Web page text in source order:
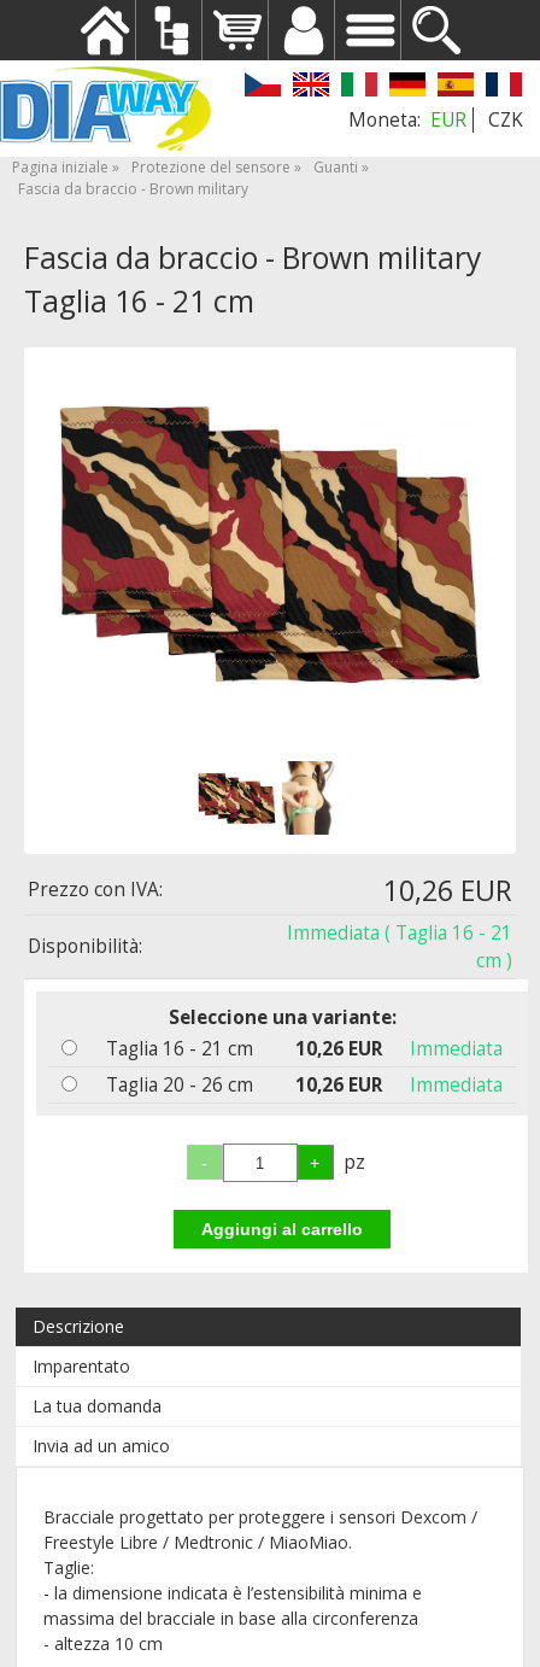
EUR CZK
Pagina iniziale Protezione del sensore
Guanti
Fascia da braccio - Brown military
Fascia da braccio - Brown military
Taglia 16 - 21 cm
Prezzo con IVA: 10,26 EUR
Disponibilità:
Immediata ( Taglia 16 - 21
cm )
Seleccione una variante:
Taglia 16 - 21 cm
10,26 EUR
Immediata
Taglia 20 - 26 cm
10,26 EUR Immediata
pz
Descrizione
Imparentato
La tua domanda
Invia ad un amico
Bracciale progettato per proteggere i sensori Dexcom /
Freestyle Libre / Medtronic / MiaoMiao.
Taglie:
- la dimensione indicata è l’estensibilità minima e
massima del bracciale in base alla circonferenza
- altezza 10 cm